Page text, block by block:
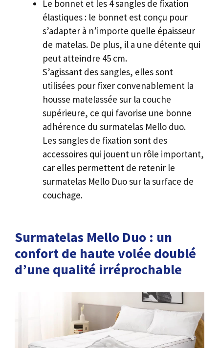
Le bonnet et les 4 sangles de fixation
élastiques : le bonnet est conçu pour
s’adapter à n’importe quelle épaisseur
de matelas. De plus, il a une détente qui
peut atteindre 45 cm.
S’agissant des sangles, elles sont
utilisées pour fixer convenablement la
housse matelassée sur la couche
supérieure, ce qui favorise une bonne
adhérence du surmatelas Mello duo.
Les sangles de fixation sont des
accessoires qui jouent un rôle important,
car elles permettent de retenir le
surmatelas Mello Duo sur la surface de
couchage.
Surmatelas Mello Duo : un
confort de haute volée doublé
d’une qualité irréprochable